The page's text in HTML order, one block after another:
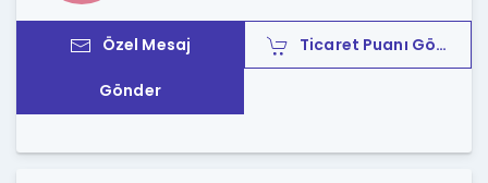
Özel Mesaj
Gönder
Ticaret Puanı Gönder